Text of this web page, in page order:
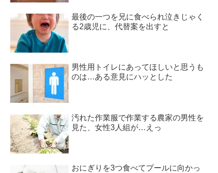
最後の一つを兄に食べられ泣きじゃく
る2歳児に、代替案を出すと
男性用トイレにあってほしいと思うも
のは…ある意見にハッとした
汚れた作業服で作業する農家の男性を
見た、女性3人組が…えっ
おにぎりを3つ食べてプールに向かっ